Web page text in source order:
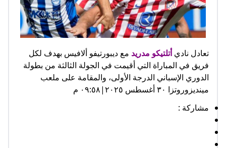
تعادل ناديأتلتيكو مدريد مع ديبورتيفو ألافيس بهدف لكل
فريق في المباراة التي أقيمت في الجولة الثالثة من بطولة
الدوري الإسباني الدرجة الأولى، والمقامة على ملعب
مينديزوروتزا ٣٠ أغسطس ٢٠٢٥|٠٩:٥٨ م
مشاركة :